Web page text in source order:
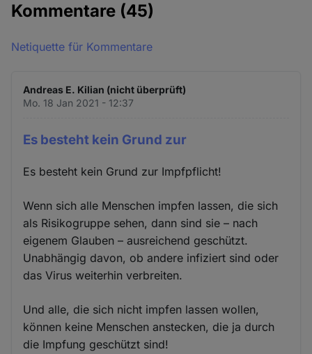
Kommentare (45)
Netiquette für Kommentare
Andreas E. Kilian (nicht überprüft)
Mo. 18 Jan 2021 - 12:37
Es besteht kein Grund zur
Es besteht kein Grund zur Impfpflicht!
Wenn sich alle Menschen impfen lassen, die sich
als Risikogruppe sehen, dann sind sie – nach
eigenem Glauben – ausreichend geschützt.
Unabhängig davon, ob andere infiziert sind oder
das Virus weiterhin verbreiten.
Und alle, die sich nicht impfen lassen wollen,
können keine Menschen anstecken, die ja durch
die Impfung geschützt sind!